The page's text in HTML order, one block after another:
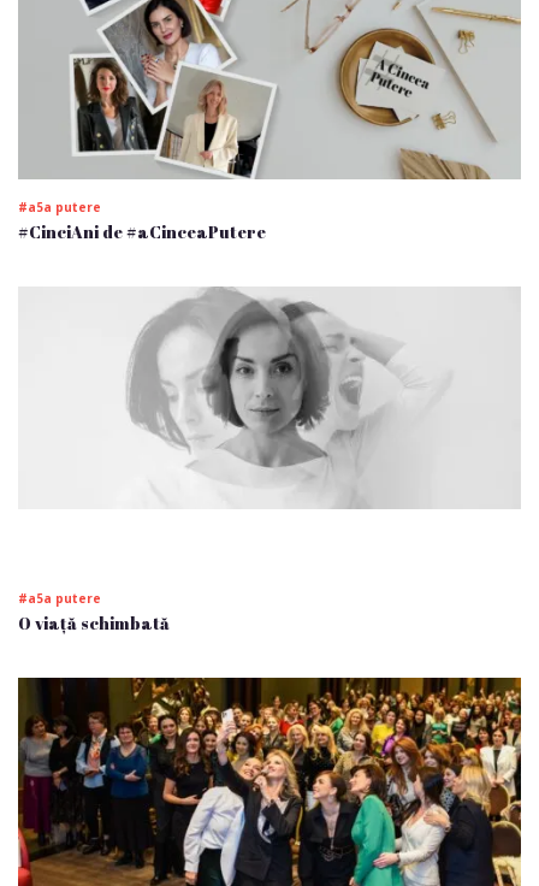
#a5a putere
#CinciAni de #aCinceaPutere
#a5a putere
O viață schimbată